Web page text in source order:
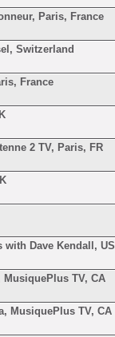
Paris, France
Switzerland
France
2 TV, Paris, FR
with Dave Kendall,
TV, CA
MusiquePlus TV, CA